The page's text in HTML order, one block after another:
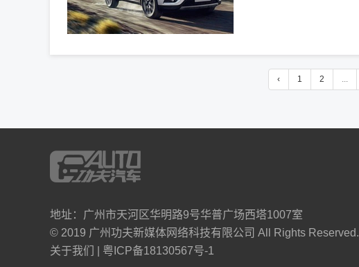
‹ 1 2 ...
地址：广州市天河区华明路9号华普广场西塔1007室
© 2019 广州功夫新媒体网络科技有限公司 All Rights Reserved.
关于我们
粤ICP备18130567号-1